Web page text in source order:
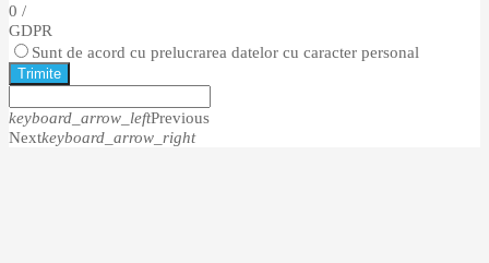
0 /
GDPR
Sunt de acord cu prelucrarea datelor cu caracter personal
Trimite
keyboard_arrow_leftPrevious
Nextkeyboard_arrow_right